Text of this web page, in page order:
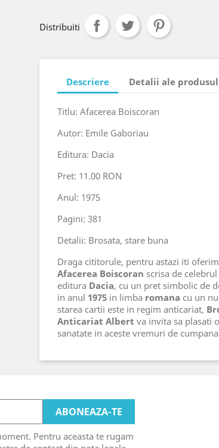
Distribuiti
Descriere Detalii ale
Titlu: Afacerea Boiscoran
Autor: Emile Gaboriau
Editura: Dacia
Pret: 11.00 RON
Anul: 1975
Pagini: 381
Detalii: Brosata, stare buna
Draga cititorule, pentru astazi iti
Afacerea Boiscoran scrisa de
editura Dacia, cu un pret simbolic de
in anul 1975 in limba romana cu un
starea cartii este in regim anticariat,
Anticariat Albert va invita sa plasati
sanatate in aceste vremuri de cumpana
Pentru aceasta te rugam